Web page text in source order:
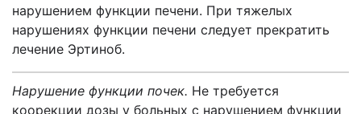
нарушением функции печени. При тяжелых
нарушениях функции печени следует прекратить
лечение Эртиноб.
Нарушение функции почек. Не требуется
коорекции дозы у больных с нарушением функции